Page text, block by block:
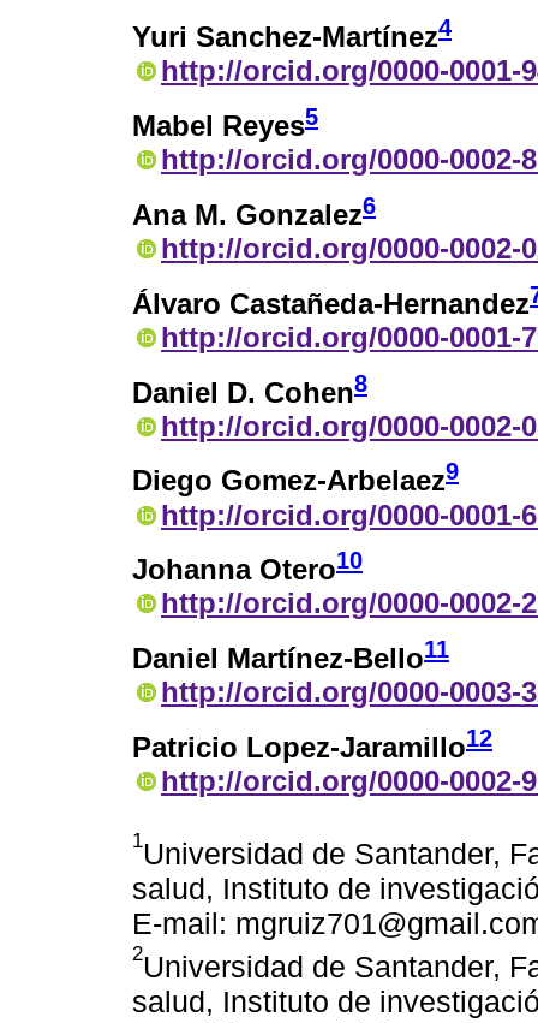
Yuri Sanchez-Martínez4
http://orcid.org/0000-0001-
Mabel Reyes5
http://orcid.org/0000-0002-
Ana M. Gonzalez6
http://orcid.org/0000-0002-
Álvaro Castañeda-Hernandez
http://orcid.org/0000-0001-
Daniel D. Cohen8
http://orcid.org/0000-0002-
Diego Gomez-Arbelaez9
http://orcid.org/0000-0001-
Johanna Otero10
http://orcid.org/0000-0002-
Daniel Martínez-Bello11
http://orcid.org/0000-0003-
Patricio Lopez-Jaramillo12
http://orcid.org/0000-0002-
1Universidad de Santander,
salud, Instituto de
E-mail:
2Universidad de Santander,
salud, Instituto de